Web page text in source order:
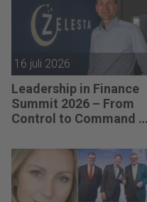
investeringsronde lag
op mijn bord.”
16 juli 2026
Leadership in Finance
Summit 2026 – From
Control to Command –
(CFO van Zelesta):
“Intuïtie is voor mij
geen buikgevoel, maar
verzamelde kennis.”